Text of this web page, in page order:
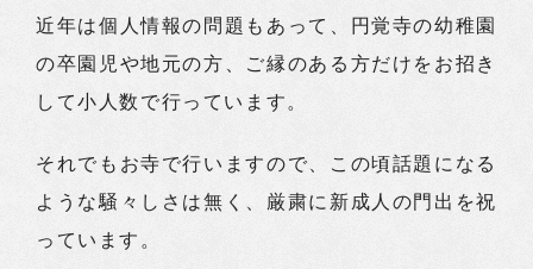
近年は個人情報の問題もあって、円覚寺の幼稚園
の卒園児や地元の方、ご縁のある方だけをお招き
して小人数で行っています。
それでもお寺で行いますので、この頃話題になる
ような騒々しさは無く、厳粛に新成人の門出を祝
っています。